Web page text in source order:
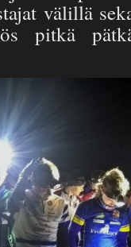
välillä
pitkä